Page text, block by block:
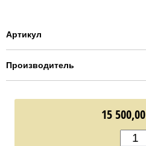
Артикул
Производитель
15 500,00